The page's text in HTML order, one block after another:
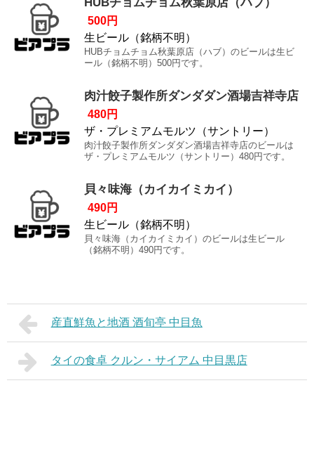
500円
生ビール（銘柄不明）
HUBチョムチョム秋葉原店（ハブ）のビールは生ビ
ール（銘柄不明）500円です。
肉汁餃子製作所ダンダダン酒場吉祥寺店
480円
ザ・プレミアムモルツ（サントリー）
肉汁餃子製作所ダンダダン酒場吉祥寺店のビールは
ザ・プレミアムモルツ（サントリー）480円です。
貝々味海（カイカイミカイ）
490円
生ビール（銘柄不明）
貝々味海（カイカイミカイ）のビールは生ビール
（銘柄不明）490円です。
産直鮮魚と地酒 酒旬亭 中目魚
タイの食卓 クルン・サイアム 中目黒店